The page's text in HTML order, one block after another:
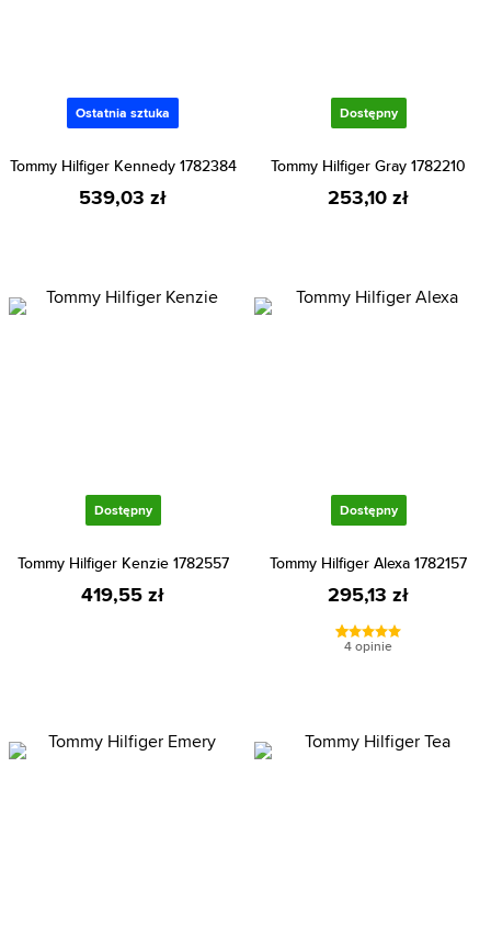
Ostatnia sztuka
Tommy Hilfiger Kennedy 1782384
539,03 zł
Dostępny
Tommy Hilfiger Gray 1782210
253,10 zł
Dostępny
Tommy Hilfiger Kenzie 1782557
419,55 zł
Dostępny
Tommy Hilfiger Alexa 1782157
295,13 zł
4 opinie